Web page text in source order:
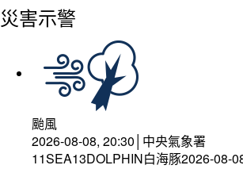
災害示警
颱風
2026-08-08, 20:30│中央氣象署
11SEA13DOLPHIN白海豚2026-08-